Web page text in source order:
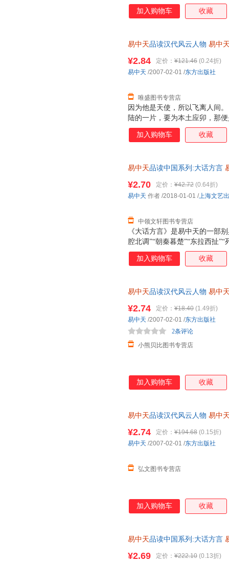
庄园，不论是你的，还是朋友
死亡，都是我的减少，作为人
加入购物车 收藏
易中天品读汉代风云人物 易中
因为他是天使，所以飞离人间
陆的一片，要为本土应卯，那
庄园，不论是你的，还是朋友
死亡，都是我的减少，作为人
¥2.84 定价： ¥121.46 (0.24折)
唯盛图书专营店
易中天 /2007-02-01 /东方出版社
加入购物车 收藏
易中天品读中国系列:大话方言
《大话方言》是易中天的一部
腔北调”“朝秦暮楚”“东拉西扯
对中国各地方言文化进行全面
内容穿古越今、走州过省，追
¥2.70 定价： ¥42.72 (0.64折)
中领文轩图书专营店
易中天 作者 /2018-01-01 /上海文艺
加入购物车 收藏
易中天品读汉代风云人物 易中
¥2.74 定价： ¥18.40 (1.49折)
小熊贝比图书专营店
2条评论
易中天 /2007-02-01 /东方出版社
加入购物车 收藏
易中天品读汉代风云人物 易中
¥2.74 定价： ¥194.68 (0.15折)
弘文图书专营店
易中天 /2007-02-01 /东方出版社
加入购物车 收藏
易中天品读中国系列:大话方言
¥2.69 定价： ¥222.10 (0.13折)